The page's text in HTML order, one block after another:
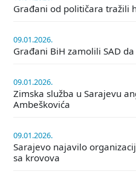
Građani od političara tražili
09.01.2026.
Građani BiH zamolili SAD
09.01.2026.
Zimska služba u Sarajevu
Ambeškovića
09.01.2026.
Sarajevo najavilo
sa krovova